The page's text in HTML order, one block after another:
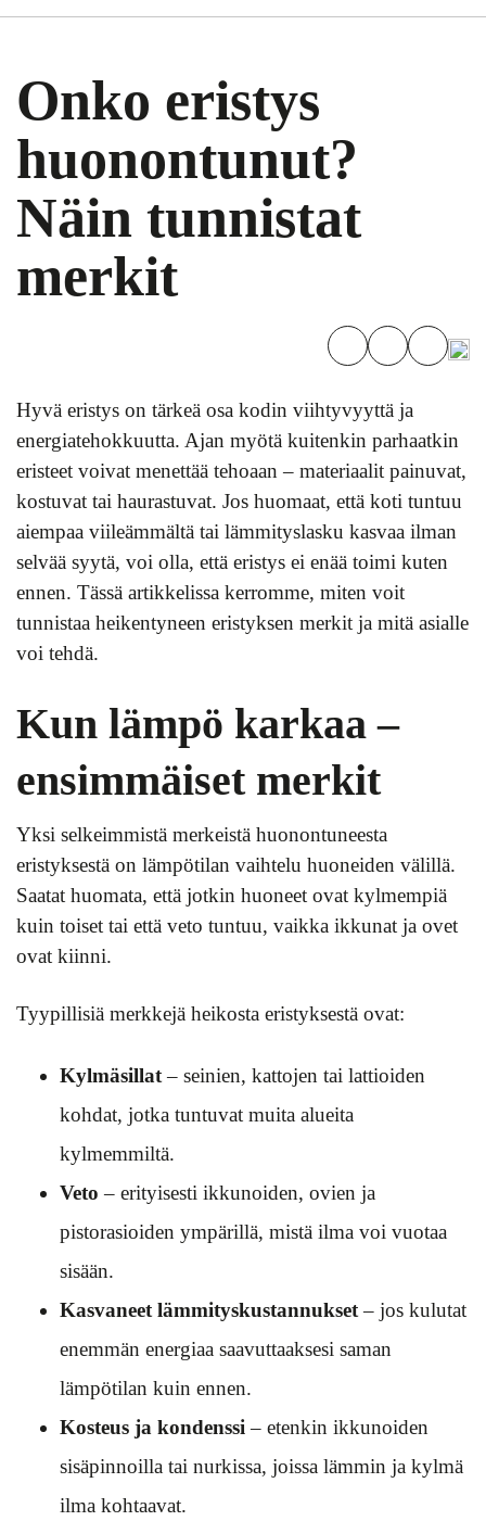
Onko eristys
huonontunut?
Näin tunnistat
merkit
Hyvä eristys on tärkeä osa kodin viihtyvyyttä ja
energiatehokkuutta. Ajan myötä kuitenkin parhaatkin
eristeet voivat menettää tehoaan – materiaalit painuvat,
kostuvat tai haurastuvat. Jos huomaat, että koti tuntuu
aiempaa viileämmältä tai lämmityslasku kasvaa ilman
selvää syytä, voi olla, että eristys ei enää toimi kuten
ennen. Tässä artikkelissa kerromme, miten voit
tunnistaa heikentyneen eristyksen merkit ja mitä asialle
voi tehdä.
Kun lämpö karkaa –
ensimmäiset merkit
Yksi selkeimmistä merkeistä huonontuneesta
eristyksestä on lämpötilan vaihtelu huoneiden välillä.
Saatat huomata, että jotkin huoneet ovat kylmempiä
kuin toiset tai että veto tuntuu, vaikka ikkunat ja ovet
ovat kiinni.
Tyypillisiä merkkejä heikosta eristyksestä ovat:
Kylmäsillat– seinien, kattojen tai lattioiden
kohdat, jotka tuntuvat muita alueita
kylmemmiltä.
Veto – erityisesti ikkunoiden, ovien ja
pistorasioiden ympärillä, mistä ilma voi vuotaa
sisään.
Kasvaneet lämmityskustannukset– jos kulutat
enemmän energiaa saavuttaaksesi saman
lämpötilan kuin ennen.
Kosteus ja kondenssi – etenkin ikkunoiden
sisäpinnoilla tai nurkissa, joissa lämmin ja kylmä
ilma kohtaavat.